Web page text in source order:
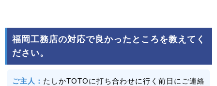
福岡工務店の対応で良かったところを教えてく
ださい。
ご主人： たしかTOTOに打ち合わせに行く前日にご連絡